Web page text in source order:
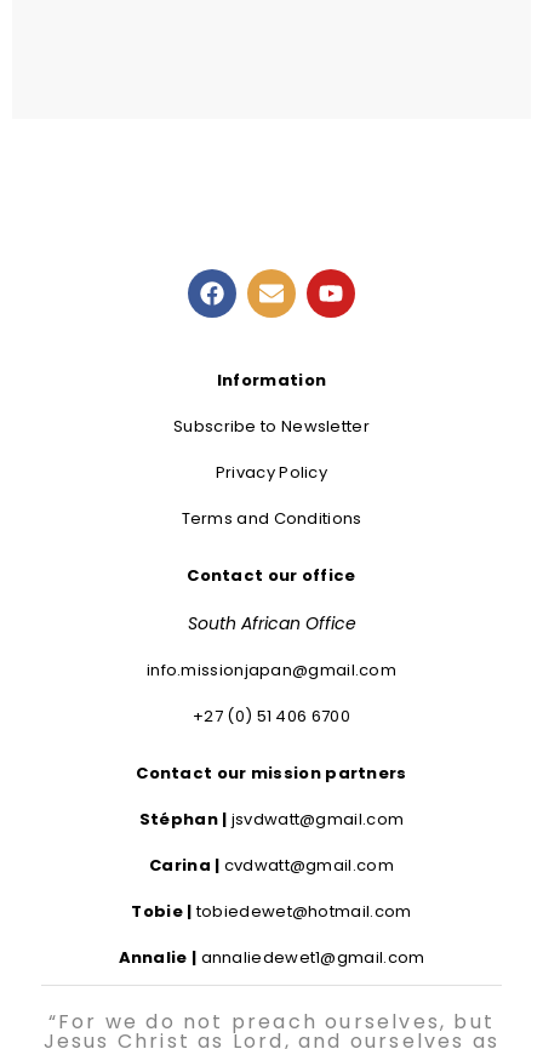
Information
Subscribe to Newsletter
Privacy Policy
Terms and Conditions
Contact our office
South African Office
info.missionjapan@gmail.com
+27 (0) 51 406 6700
Contact our mission partners
Stéphan | jsvdwatt@gmail.com
Carina | cvdwatt@gmail.com
Tobie |tobiedewet@hotmail.com
Annalie | annaliedewet1@gmail.com
“For we do not preach ourselves, but
Jesus Christ as Lord, and ourselves as